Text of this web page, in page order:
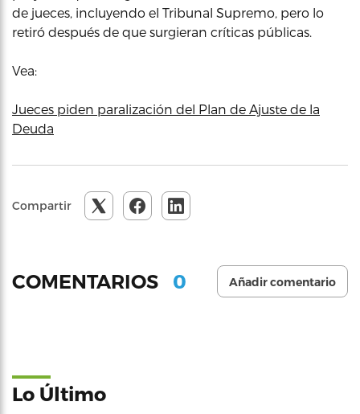
de jueces, incluyendo el Tribunal Supremo, pero lo
retiró después de que surgieran críticas públicas.
Vea:
Jueces piden paralización del Plan de Ajuste de la
Deuda
Compartir
COMENTARIOS 0 Añadir comentario
Lo Último